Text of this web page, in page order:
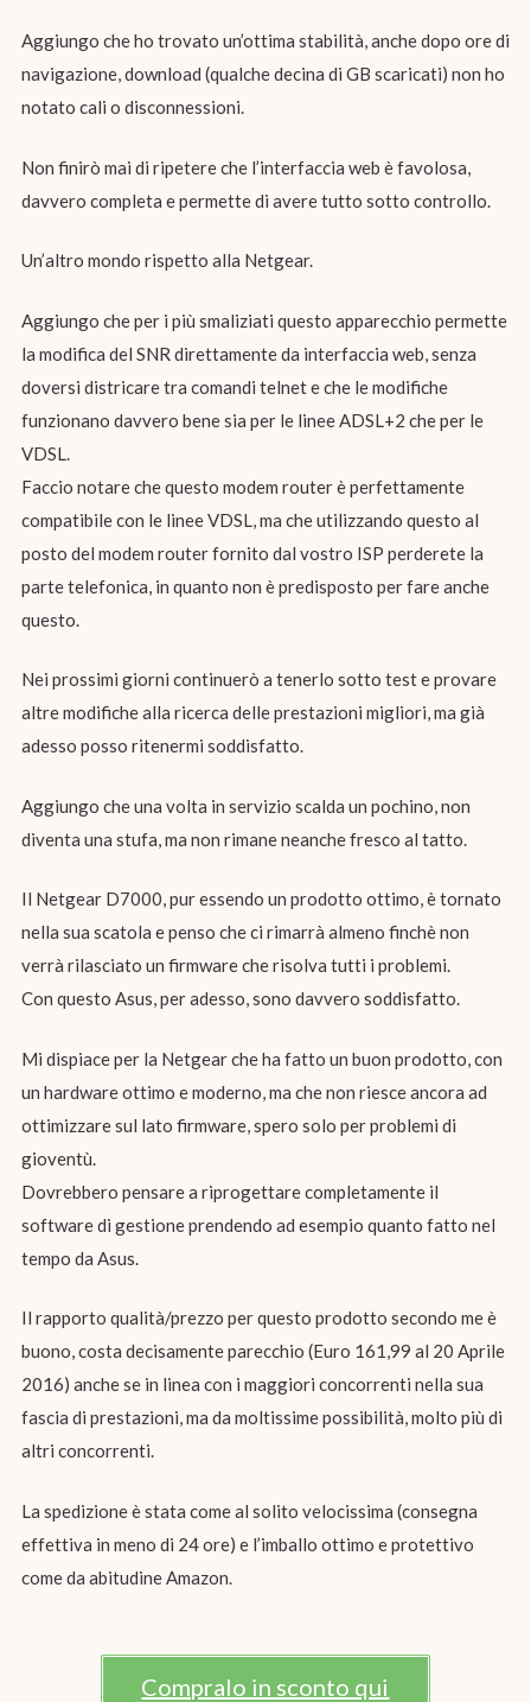
Aggiungo che ho trovato un’ottima stabilità, anche dopo ore di
navigazione, download (qualche decina di GB scaricati) non ho
notato cali o disconnessioni.
Non finirò mai di ripetere che l’interfaccia web è favolosa,
davvero completa e permette di avere tutto sotto controllo.
Un’altro mondo rispetto alla Netgear.
Aggiungo che per i più smaliziati questo apparecchio permette
la modifica del SNR direttamente da interfaccia web, senza
doversi districare tra comandi telnet e che le modifiche
funzionano davvero bene sia per le linee ADSL+2 che per le
VDSL.
Faccio notare che questo modem router è perfettamente
compatibile con le linee VDSL, ma che utilizzando questo al
posto del modem router fornito dal vostro ISP perderete la
parte telefonica, in quanto non è predisposto per fare anche
questo.
Nei prossimi giorni continuerò a tenerlo sotto test e provare
altre modifiche alla ricerca delle prestazioni migliori, ma già
adesso posso ritenermi soddisfatto.
Aggiungo che una volta in servizio scalda un pochino, non
diventa una stufa, ma non rimane neanche fresco al tatto.
Il Netgear D7000, pur essendo un prodotto ottimo, è tornato
nella sua scatola e penso che ci rimarrà almeno finchè non
verrà rilasciato un firmware che risolva tutti i problemi.
Con questo Asus, per adesso, sono davvero soddisfatto.
Mi dispiace per la Netgear che ha fatto un buon prodotto, con
un hardware ottimo e moderno, ma che non riesce ancora ad
ottimizzare sul lato firmware, spero solo per problemi di
gioventù.
Dovrebbero pensare a riprogettare completamente il
software di gestione prendendo ad esempio quanto fatto nel
tempo da Asus.
Il rapporto qualità/prezzo per questo prodotto secondo me è
buono, costa decisamente parecchio (Euro 161,99 al 20 Aprile
2016) anche se in linea con i maggiori concorrenti nella sua
fascia di prestazioni, ma da moltissime possibilità, molto più di
altri concorrenti.
La spedizione è stata come al solito velocissima (consegna
effettiva in meno di 24 ore) e l’imballo ottimo e protettivo
come da abitudine Amazon.
Compralo in sconto qui